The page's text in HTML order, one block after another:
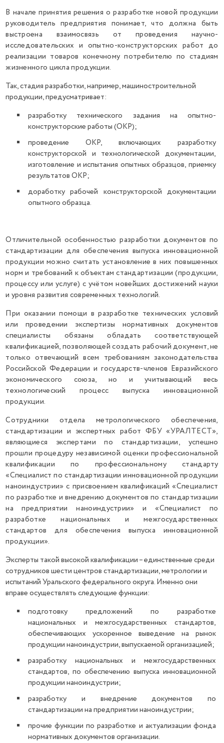
В начале принятия решения о разработке новой продукции
руководитель предприятия понимает, что должна быть
выстроена взаимосвязь от проведения научно-
исследовательских и опытно-конструкторских работ до
реализации товаров конечному потребителю по стадиям
жизненного цикла продукции.
Так, стадия разработки, например, машиностроительной
продукции, предусматривает:
разработку технического задания на опытно-
конструкторские работы (ОКР);
проведение ОКР, включающих разработку
конструкторской и технологической документации,
изготовление и испытания опытных образцов, приемку
результатов ОКР;
доработку рабочей конструкторской документации
опытного образца.
Отличительной особенностью разработки документов по
стандартизации для обеспечения выпуска инновационной
продукции можно считать установление в них повышенных
норм и требований к объектам стандартизации (продукции,
процессу или услуге) с учётом новейших достижений науки
и уровня развития современных технологий.
При оказании помощи в разработке технических условий
или проведении экспертизы нормативных документов
специалисты обязаны обладать соответствующей
квалификацией, позволяющей создать рабочий документ, не
только отвечающий всем требованиям законодательства
Российской Федерации и государств-членов Евразийского
экономического союза, но и учитывающий весь
технологический процесс выпуска инновационной
продукции.
Сотрудники отдела метрологического обеспечения,
стандартизации и экспертных работ ФБУ «УРАЛТЕСТ»,
являющиеся экспертами по стандартизации, успешно
прошли процедуру независимой оценки профессиональной
квалификации по профессиональному стандарту
«Специалист по стандартизации инновационной продукции
наноиндустрии» с присвоением квалификаций «Специалист
по разработке и внедрению документов по стандартизации
на предприятии наноиндустрии» и «Специалист по
разработке национальных и межгосударственных
стандартов для обеспечения выпуска инновационной
продукции».
Эксперты такой высокой квалификации – единственные среди
сотрудников шести центров стандартизации, метрологии и
испытаний Уральского федерального округа. Именно они
вправе осуществлять следующие функции:
подготовку предложений по разработке
национальных и межгосударственных стандартов,
обеспечивающих ускоренное выведение на рынок
продукции наноиндустрии, выпускаемой организацией;
разработку национальных и межгосударственных
стандартов, по обеспечению выпуска инновационной
продукции наноиндустрии;
разработку и внедрение документов по
стандартизации на предприятии наноиндустрии;
прочие функции по разработке и актуализации фонда
нормативных документов организации.